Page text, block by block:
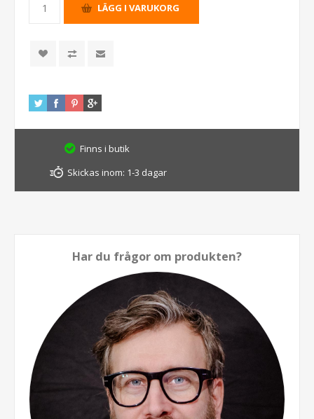
Finns i butik
Skickas inom: 1-3 dagar
Har du frågor om produkten?